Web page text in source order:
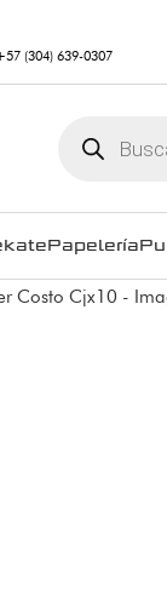
(304) 639-0307
Papelería